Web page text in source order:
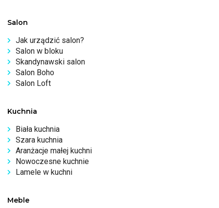
Salon
Jak urządzić salon?
Salon w bloku
Skandynawski salon
Salon Boho
Salon Loft
Kuchnia
Biała kuchnia
Szara kuchnia
Aranżacje małej kuchni
Nowoczesne kuchnie
Lamele w kuchni
Meble